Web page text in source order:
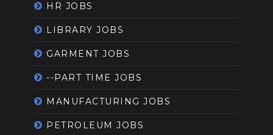
HR JOBS
LIBRARY JOBS
GARMENT JOBS
--PART TIME JOBS
MANUFACTURING JOBS
PETROLEUM JOBS